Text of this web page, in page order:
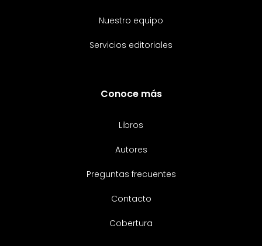
Nuestro equipo
Servicios editoriales
Conoce más
Libros
Autores
Preguntas frecuentes
Contacto
Cobertura